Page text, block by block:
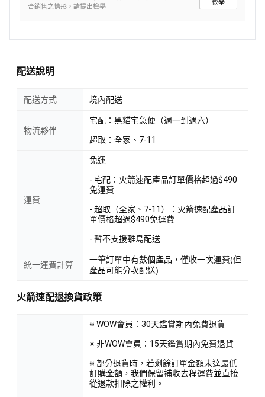
合銷售之情形，請提出檢舉
檢舉
配送說明
配送方式 境內配送
物流夥伴
宅配：黑貓宅急便（週一到週六）
超取：全家、7-11
運費
免運
- 宅配：火箭速配產品訂單價格超過$490
免運費
- 超取（全家、7-11）：火箭速配產品訂
單價格超過$490免運費
- 暫不支援離島配送
統一運費計算
一筆訂單中有數個產品，僅收一次運費(但
產品可能分次配送)
火箭速配退換貨政策
※ WOW會員：30天鑑賞期內免費退貨
※ 非WOW會員：15天鑑賞期內免費退貨
※ 部分退貨時，若剩餘訂單金額未達最低
訂購金額，我們保留補收去程運費並直接
從退款扣除之權利。